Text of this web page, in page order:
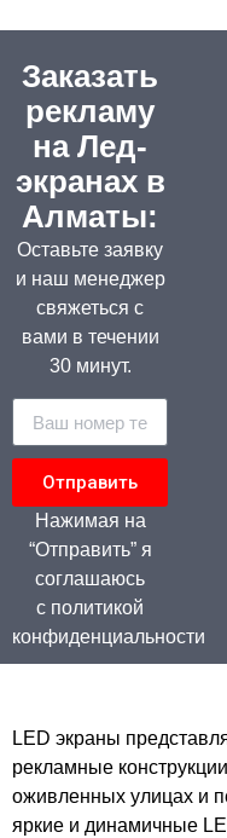
Заказать
рекламу
на Лед-
экранах в
Алматы:
Оставьте заявку
и наш менеджер
свяжеться с
вами в течении
30 минут.
Отправить
Нажимая на
“Отправить” я
соглашаюсь
с политикой
конфиденциальности
LED экраны
рекламные
оживленных улицах и
яркие и динамичные